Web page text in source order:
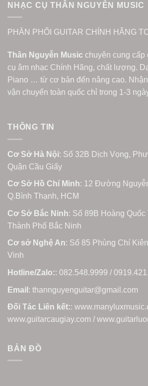
NHẠC CỤ THÂN NGUYỄN MUSIC
PHÂN PHỐI GUITAR CHÍNH HÃNG
Thân Nguyễn Music chuyên cung cấp
cụ âm nhạc Chính Hãng, chất lượng.
Piano … từ cơ bản đến nâng cao.
vận chuyển toàn quốc chỉ trong 1-3
THÔNG TIN
Cơ Sở Hà Nội: Số 32B Dịch Vọng,
Quận Cầu Giấy
Cơ Sở Hồ Chí Minh: 12 Đường
Q.Bình Thạnh, HCM
Cơ Sở Bắc Ninh: Số 89B Hoàng Quốc
Thành Phố Bắc Ninh
Cơ sở Nghệ An: Số 85 Phùng Chí
Vinh
Hotline/Zalo:: 082.548.9999 /
Email : thannguyenguitar@gmail.com
Đối Tác Liên kết::
www.guitarcaugiay.com /
BẢN ĐỒ